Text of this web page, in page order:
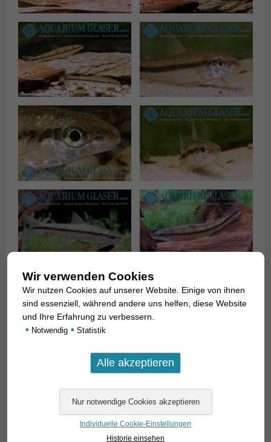
Wir verwenden Cookies
Wir nutzen Cookies auf unserer Website. Einige von ihnen
sind essenziell, während andere uns helfen, diese Website
und Ihre Erfahrung zu verbessern.
• Notwendig • Statistik
Individuelle Cookie-Einstellungen
Historie einsehen